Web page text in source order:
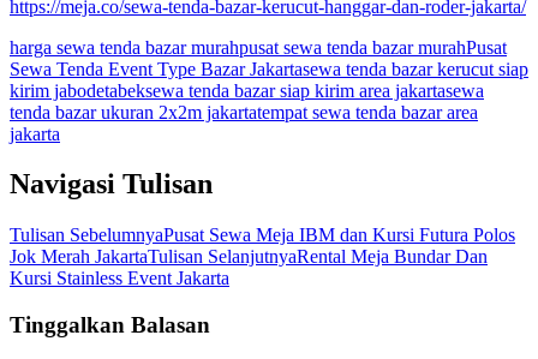
https://meja.co/sewa-tenda-bazar-kerucut-hanggar-dan-roder-jakarta/
harga sewa tenda bazar murahpusat sewa tenda bazar murahPusat
Sewa Tenda Event Type Bazar Jakartasewa tenda bazar kerucut siap
kirim jabodetabeksewa tenda bazar siap kirim area jakartasewa
tenda bazar ukuran 2x2m jakartatempat sewa tenda bazar area
jakarta
Navigasi Tulisan
Tulisan SebelumnyaPusat Sewa Meja IBM dan Kursi Futura Polos
Jok Merah JakartaTulisan SelanjutnyaRental Meja Bundar Dan
Kursi Stainless Event Jakarta
Tinggalkan Balasan